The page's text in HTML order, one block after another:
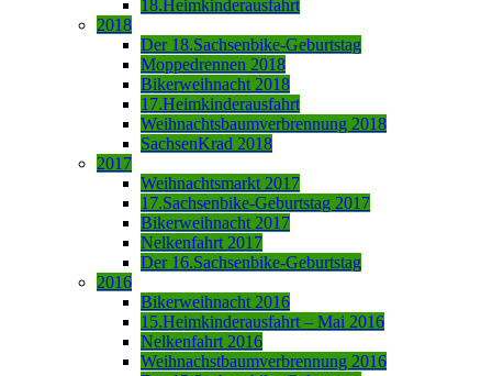
18.Heimkinderausfahrt
2018
Der 18.Sachsenbike-Geburtstag
Moppedrennen 2018
Bikerweihnacht 2018
17.Heimkinderausfahrt
Weihnachtsbaumverbrennung 2018
SachsenKrad 2018
2017
Weihnachtsmarkt 2017
17.Sachsenbike-Geburtstag 2017
Bikerweihnacht 2017
Nelkenfahrt 2017
Der 16.Sachsenbike-Geburtstag
2016
Bikerweihnacht 2016
15.Heimkinderausfahrt – Mai 2016
Nelkenfahrt 2016
Weihnachstbaumverbrennung 2016